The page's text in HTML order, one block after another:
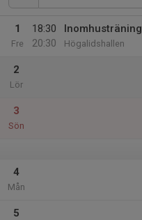
1
Fre
18:30
20:30
Inomhusträning
Högalidshallen
2
Lör
3
Sön
4
Mån
5